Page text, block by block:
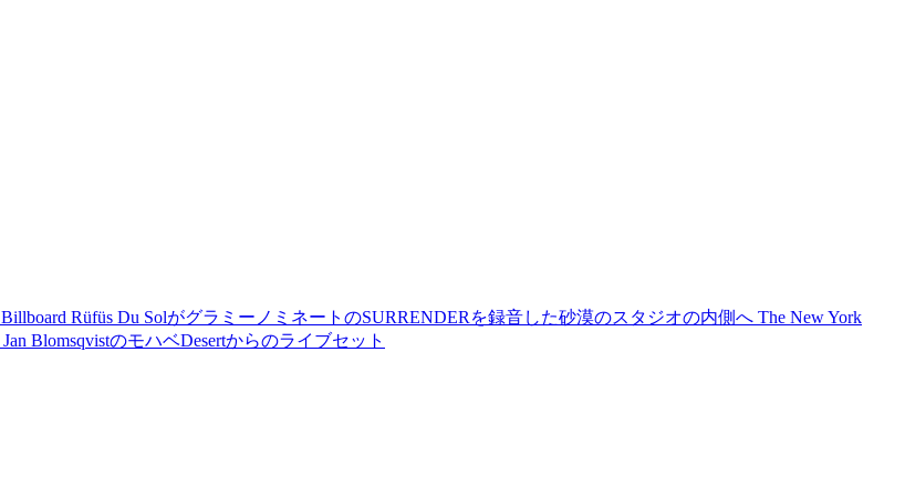
Billboard Rüfüs Du SolがグラミーノミネートのSURRENDERを録音した砂漠のスタジオの内側へ The New York
Jan BlomsqvistのモハベDesertからのライブセット